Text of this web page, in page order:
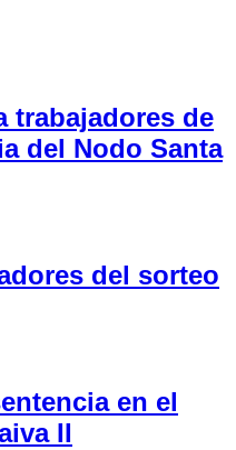
trabajadores de
del Nodo Santa
del sorteo
en el
II